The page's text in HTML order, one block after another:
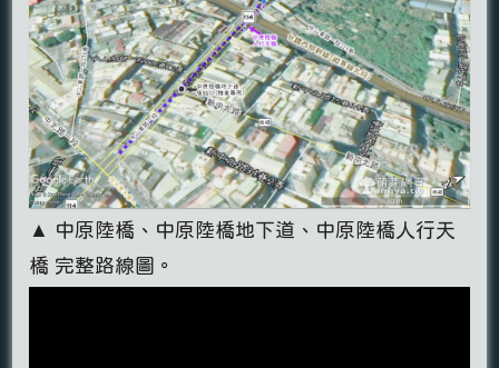
▲ 中原陸橋、中原陸橋地下道、中原陸橋人行天
橋 完整路線圖。